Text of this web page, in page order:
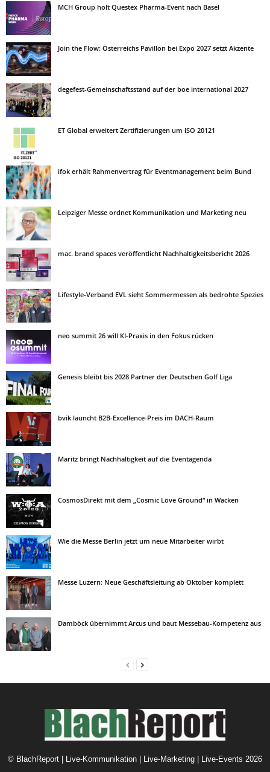
MCH Group holt Questex Pharma-Event nach Basel
Join the Flow: Österreichs Pavillon bei Expo 2027 setzt Akzente
degefest-Gemeinschaftsstand auf der boe international 2027
ET Global erweitert Zertifizierungen um ISO 20121
ifok erhält Rahmenvertrag für Eventmanagement beim Bund
Leipziger Messe ordnet Kommunikation und Marketing neu
mac. brand spaces veröffentlicht Nachhaltigkeitsbericht 2026
Lifestyle-Verband EVL sieht Sommermessen als bedrohte Spezies
neo summit 26 will KI-Praxis in den Fokus rücken
Genesis bleibt bis 2028 Partner der Deutschen Golf Liga
bvik launcht B2B-Excellence-Preis im DACH-Raum
Maritz bringt Nachhaltigkeit auf die Eventagenda
CosmosDirekt mit dem „Cosmic Love Ground“ in Wacken
Wie die Messe Berlin jetzt um neue Mitarbeiter wirbt
Messe Luzern: Neue Geschäftsleitung ab Oktober komplett
Damböck übernimmt Arcus und baut Messebau-Kompetenz aus
© BlachReport | Live-Kommunikation | Live-Marketing | Live-Events 2026